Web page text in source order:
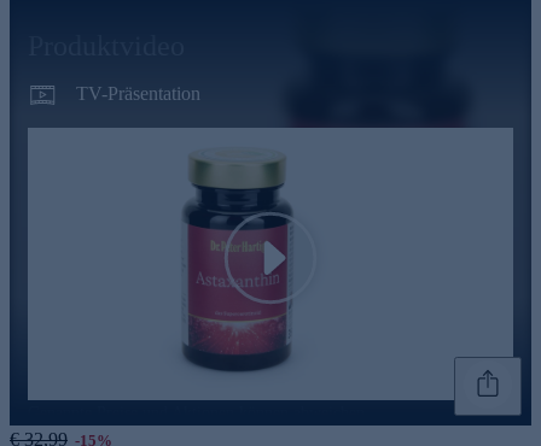
TV-Präsentation
Play
€ 32,99 -15%